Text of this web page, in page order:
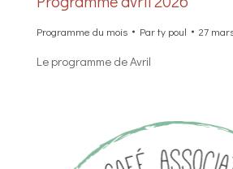
Programme du mois Party poul 27
Le programme de Avril